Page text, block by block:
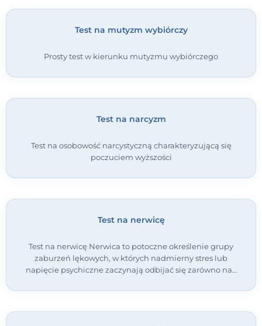
Test na mutyzm wybiórczy
Prosty test w kierunku mutyzmu wybiórczego
Test na narcyzm
Test na osobowość narcystyczną charakteryzującą się
poczuciem wyższości
Test na nerwicę
Test na nerwicę Nerwica to potoczne określenie grupy
zaburzeń lękowych, w których nadmierny stres lub
napięcie psychiczne zaczynają odbijać się zarówno na…